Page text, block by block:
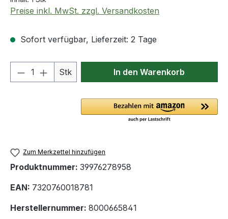
Preise inkl. MwSt. zzgl. Versandkosten
Sofort verfügbar, Lieferzeit: 2 Tage
Produkt Anzahl: Gib den
Stk In den Warenkorb
Zum Merkzettel hinzufügen
Produktnummer: 39976278958
EAN: 7320760018781
Herstellernummer: 8000665841